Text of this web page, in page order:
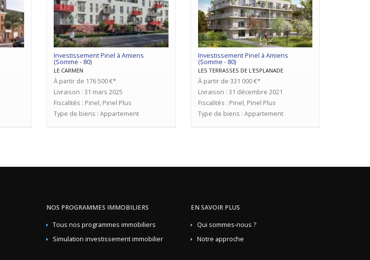
Investissement Pinel à Amiens
(Somme - 80)
LE CARMEN
À partir de 176 500 €*
Livraison : 31 mars 2025
Fiscalités : Pinel, Pinel Plus
Type de biens : Appartement
Investissement Pinel à Amiens
(Somme - 80)
LES TERRASSES DE L'ESPLANADE
À partir de 331 000 €*
Livraison : 31 décembre 2021
Fiscalités : Pinel, Pinel Plus
Type de biens : Appartement
NOS PROGRAMMES IMMOBILIERS
Tous nos programmes immobiliers
Simulation investissement immobilier
EN SAVOIR PLUS
Qui sommes-nous ?
Notre approche